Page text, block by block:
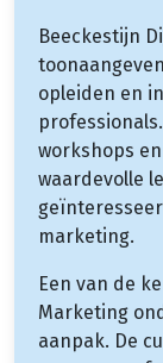
Beeckestijn
opleiden en
workshops
waardevolle
marketing.
Een van de
Marketing
aanpak. De